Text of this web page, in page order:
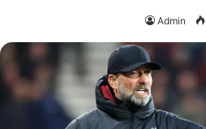
Admin